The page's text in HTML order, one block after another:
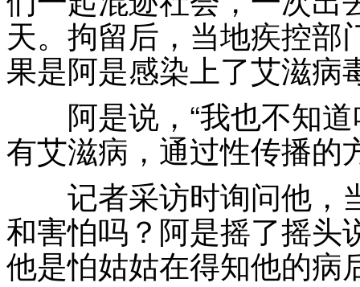
天。拘留后，当地疾控
果是阿是感染上了艾滋病
阿是说，“我也不知道
有艾滋病，通过性传播的
记者采访时询问他，
和害怕吗？阿是摇了摇头
他是怕姑姑在得知他的病